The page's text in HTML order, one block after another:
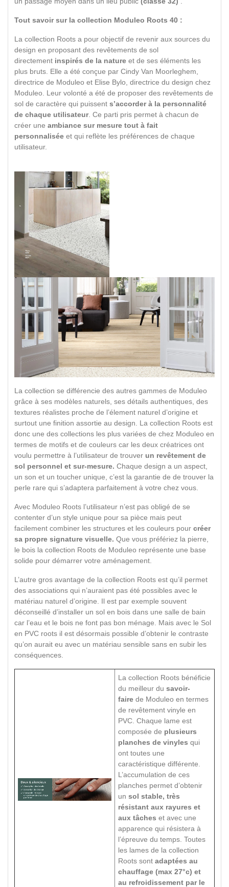
Tout savoir sur la collection Moduleo Roots 40 :
La collection Roots a pour objectif de revenir aux sources du
design en proposant des revêtements de sol
directement inspirés de la nature et de ses éléments les
plus bruts. Elle a été conçue par Cindy Van Moorleghem,
directrice de Moduleo et Elise Bylo, directrice du design chez
Moduleo. Leur volonté a été de proposer des revêtements de
sol de caractère qui puissent s’accorder à la personnalité
de chaque utilisateur. Ce parti pris permet à chacun de
créer une ambiance sur mesure tout à fait
personnalisée et qui reflète les préférences de chaque
utilisateur.
La collection se différencie des autres gammes de Moduleo
grâce à ses modèles naturels, ses détails authentiques, des
textures réalistes proche de l’élement naturel d’origine et
surtout une finition assortie au design. La collection Roots est
donc une des collections les plus variées de chez Moduleo en
termes de motifs et de couleurs car les deux créatrices ont
voulu permettre à l’utilisateur de trouver un revêtement de
sol personnel et sur-mesure. Chaque design a un aspect,
un son et un toucher unique, c’est la garantie de de trouver la
perle rare qui s’adaptera parfaitement à votre chez vous.
Avec Moduleo Roots l’utilisateur n’est pas obligé de se
contenter d’un style unique pour sa pièce mais peut
facilement combiner les structures et les couleurs pour créer
sa propre signature visuelle. Que vous préfériez la pierre,
le bois la collection Roots de Moduleo représente une base
solide pour démarrer votre aménagement.
L’autre gros avantage de la collection Roots est qu’il permet
des associations qui n’auraient pas été possibles avec le
matériau naturel d’origine. Il est par exemple souvent
déconseillé d’installer un sol en bois dans une salle de bain
car l’eau et le bois ne font pas bon ménage. Mais avec le Sol
en PVC roots il est désormais possible d’obtenir le contraste
qu’on aurait eu avec un matériau sensible sans en subir les
conséquences.
La collection Roots bénéficie
du meilleur du savoir-
faire de Moduleo en termes
de revêtement vinyle en
PVC. Chaque lame est
composée de plusieurs
planches de vinyles qui
ont toutes une
caractéristique différente.
L’accumulation de ces
planches permet d’obtenir
un sol stable, très
résistant aux rayures et
aux tâches et avec une
apparence qui résistera à
l’épreuve du temps. Toutes
les lames de la collection
Roots sont adaptées au
chauffage (max 27°c) et
au refroidissement par le